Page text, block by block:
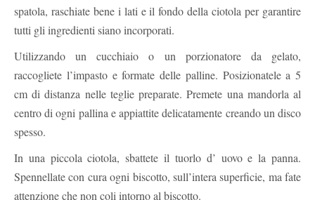
spatola, raschiate bene i lati e il fondo della ciotola per garantire
tutti gli ingredienti siano incorporati.
Utilizzando un cucchiaio o un porzionatore da gelato,
raccogliete l’impasto e formate delle palline. Posizionatele a 5
cm di distanza nelle teglie preparate. Premete una mandorla al
centro di ogni pallina e appiattite delicatamente creando un disco
spesso.
In una piccola ciotola, sbattete il tuorlo d’ uovo e la panna.
Spennellate con cura ogni biscotto, sull’intera superficie, ma fate
attenzione che non coli intorno al biscotto.